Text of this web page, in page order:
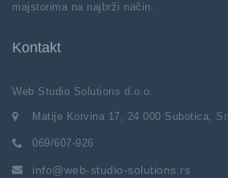
majstorima na najbrži način.
Kontakt
Web Studio Solutions d.o.o.
Matije Korvina 17, 24 000 Subotica,
069/607-926
info@web-studio-solutions.rs